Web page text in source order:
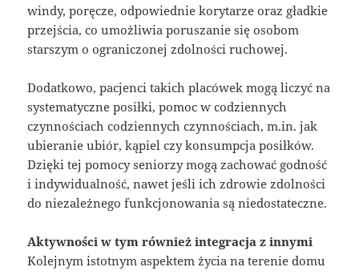
windy, poręcze, odpowiednie korytarze oraz gładkie
przejścia, co umożliwia poruszanie się osobom
starszym o ograniczonej zdolności ruchowej.
Dodatkowo, pacjenci takich placówek mogą liczyć na
systematyczne posiłki, pomoc w codziennych
czynnościach codziennych czynnościach, m.in. jak
ubieranie ubiór, kąpiel czy konsumpcja posiłków.
Dzięki tej pomocy seniorzy mogą zachować godność
i indywidualność, nawet jeśli ich zdrowie zdolności
do niezależnego funkcjonowania są niedostateczne.
Aktywności w tym również integracja z innymi
Kolejnym istotnym aspektem życia na terenie domu